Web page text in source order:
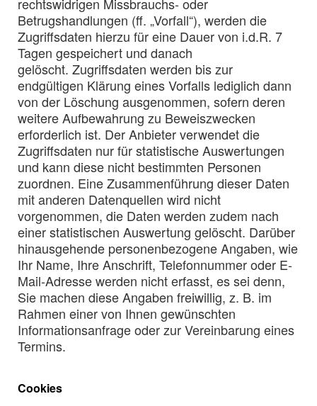
Betrugshandlungen (ff. „Vorfall“), werden die
Zugriffsdaten hierzu für eine Dauer von i.d.R. 7
Tagen gespeichert und danach
gelöscht. Zugriffsdaten werden bis zur
endgültigen Klärung eines Vorfalls lediglich dann
von der Löschung ausgenommen, sofern deren
weitere Aufbewahrung zu Beweiszwecken
erforderlich ist. Der Anbieter verwendet die
Zugriffsdaten nur für statistische Auswertungen
und kann diese nicht bestimmten Personen
zuordnen. Eine Zusammenführung dieser Daten
mit anderen Datenquellen wird nicht
vorgenommen, die Daten werden zudem nach
einer statistischen Auswertung gelöscht. Darüber
hinausgehende personenbezogene Angaben, wie
Ihr Name, Ihre Anschrift, Telefonnummer oder E-
Mail-Adresse werden nicht erfasst, es sei denn,
Sie machen diese Angaben freiwillig, z. B. im
Rahmen einer von Ihnen gewünschten
Informationsanfrage oder zur Vereinbarung eines
Termins.
Cookies